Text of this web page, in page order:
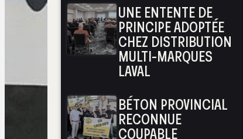
UNE ENTENTE DE
PRINCIPE ADOPTÉE
CHEZ DISTRIBUTION
MULTI-MARQUES
LAVAL
BÉTON PROVINCIAL
RECONNUE
COUPABLE